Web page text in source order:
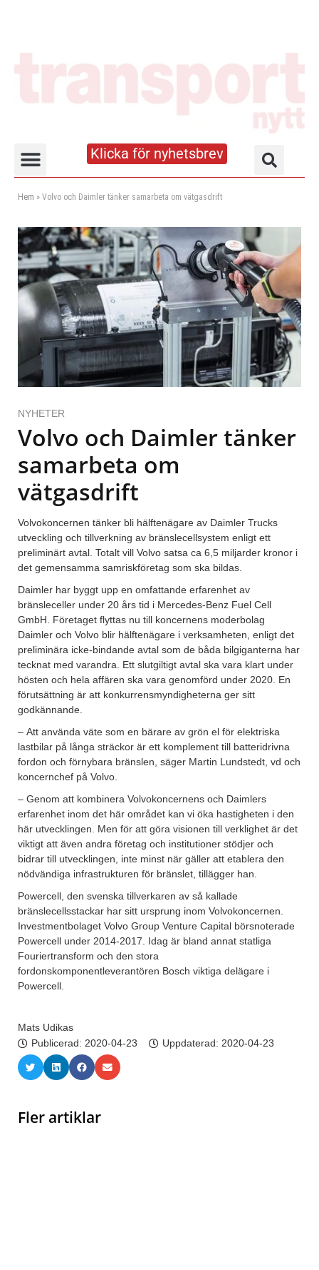
Klicka för nyhetsbrev
Hem » Volvo och Daimler tänker samarbeta om vätgasdrift
NYHETER
Volvo och Daimler tänker
samarbeta om
vätgasdrift
Volvokoncernen tänker bli hälftenägare av Daimler Trucks
utveckling och tillverkning av bränslecellsystem enligt ett
preliminärt avtal. Totalt vill Volvo satsa ca 6,5 miljarder kronor i
det gemensamma samriskföretag som ska bildas.
Daimler har byggt upp en omfattande erfarenhet av
bränsleceller under 20 års tid i Mercedes-Benz Fuel Cell
GmbH. Företaget flyttas nu till koncernens moderbolag
Daimler och Volvo blir hälftenägare i verksamheten, enligt det
preliminära icke-bindande avtal som de båda bilgiganterna har
tecknat med varandra. Ett slutgiltigt avtal ska vara klart under
hösten och hela affären ska vara genomförd under 2020. En
förutsättning är att konkurrensmyndigheterna ger sitt
godkännande.
– Att använda väte som en bärare av grön el för elektriska
lastbilar på långa sträckor är ett komplement till batteridrivna
fordon och förnybara bränslen, säger Martin Lundstedt, vd och
koncernchef på Volvo.
– Genom att kombinera Volvokoncernens och Daimlers
erfarenhet inom det här området kan vi öka hastigheten i den
här utvecklingen. Men för att göra visionen till verklighet är det
viktigt att även andra företag och institutioner stödjer och
bidrar till utvecklingen, inte minst när gäller att etablera den
nödvändiga infrastrukturen för bränslet, tillägger han.
Powercell, den svenska tillverkaren av så kallade
bränslecellsstackar har sitt ursprung inom Volvokoncernen.
Investmentbolaget Volvo Group Venture Capital börsnoterade
Powercell under 2014-2017. Idag är bland annat statliga
Fouriertransform och den stora
fordonskomponentleverantören Bosch viktiga delägare i
Powercell.
Mats Udikas
Publicerad: 2020-04-23 Uppdaterad: 2020-04-23
Fler artiklar